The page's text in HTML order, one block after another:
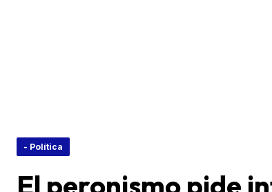
- Política
El peronismo pide